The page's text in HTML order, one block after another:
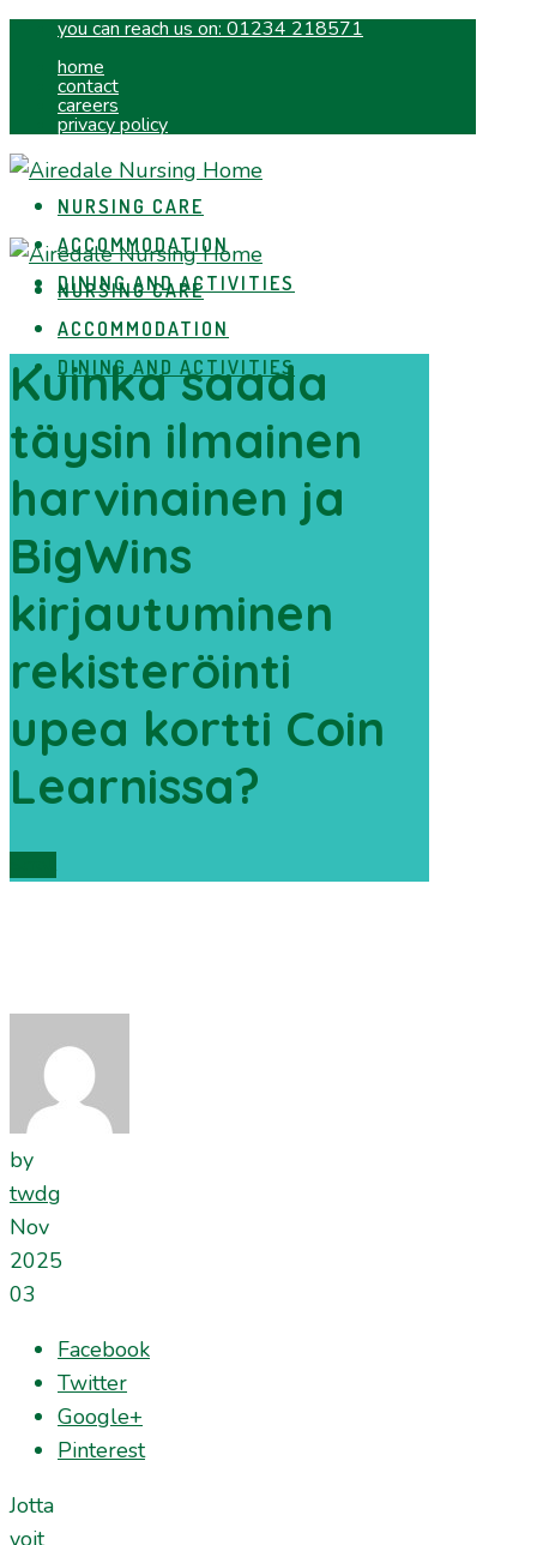
you can reach us on: 01234 218571
home
contact
careers
privacy policy
NURSING CARE
ACCOMMODATION
DINING AND ACTIVITIES
NURSING CARE
ACCOMMODATION
DINING AND ACTIVITIES
Kuinka saada
täysin ilmainen
harvinainen ja
BigWins
kirjautuminen
rekisteröinti
upea kortti Coin
Learnissa?
by
twdg
Nov
2025
03
Facebook
Twitter
Google+
Pinterest
Jotta
voit